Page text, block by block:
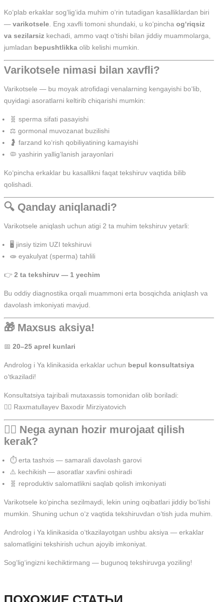
Ko‘plab erkaklar sog‘lig‘ida muhim o‘rin tutadigan kasalliklardan biri
— varikotsele . Eng xavfli tomoni shundaki, u ko‘pincha og‘riqsiz
va sezilarsiz kechadi, ammo vaqt o‘tishi bilan jiddiy muammolarga,
jumladan bepushtlikka olib kelishi mumkin.
Varikotsele nimasi bilan xavfli?
Varikotsele — bu moyak atrofidagi venalarning kengayishi bo‘lib,
quyidagi asoratlarni keltirib chiqarishi mumkin:
🧬 sperma sifati pasayishi
⚖️ gormonal muvozanat buzilishi
🤰 farzand ko‘rish qobiliyatining kamayishi
🦠 yashirin yallig‘lanish jarayonlari
Ko‘pincha erkaklar bu kasallikni faqat tekshiruv vaqtida bilib
qolishadi.
🔍 Qanday aniqlanadi?
Varikotsele aniqlash uchun atigi 2 ta muhim tekshiruv yetarli:
🖥️ jinsiy tizim UZI tekshiruvi
🧫 eyakulyat (sperma) tahlili
👉 2 ta tekshiruv — 1 yechim
Bu oddiy diagnostika orqali muammoni erta bosqichda aniqlash va
davolash imkoniyati mavjud.
🎁 Maxsus aksiya!
📅 20–25 aprel kunlari
Androlog i Ya klinikasida erkaklar uchun bepul konsultatsiya
o‘tkaziladi!
Konsultatsiya tajribali mutaxassis tomonidan olib boriladi:
👨‍⚕️ Raxmatullayev Baxodir Mirziyatovich
👨‍⚕️ Nega aynan hozir murojaat qilish
kerak?
⏱️ erta tashxis — samarali davolash garovi
⚠️ kechikish — asoratlar xavfini oshiradi
🧬 reproduktiv salomatlikni saqlab qolish imkoniyati
Varikotsele ko‘pincha sezilmaydi, lekin uning oqibatlari jiddiy bo‘lishi
mumkin. Shuning uchun o‘z vaqtida tekshiruvdan o‘tish juda muhim.
Androlog i Ya klinikasida o‘tkazilayotgan ushbu aksiya — erkaklar
salomatligini tekshirish uchun ajoyib imkoniyat.
Sog‘lig‘ingizni kechiktirmang — bugunoq tekshiruvga yoziling!